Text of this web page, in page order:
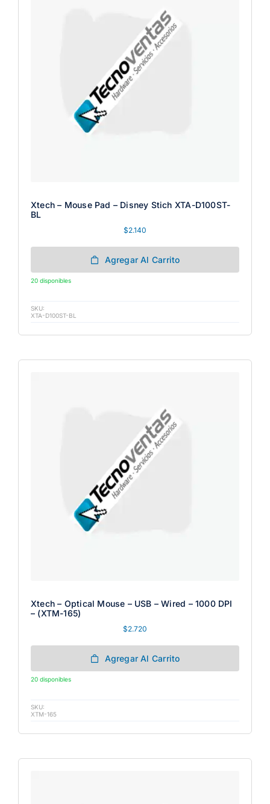
Xtech – Mouse Pad – Disney Stich XTA-D100ST-
BL
$2.140
Agregar Al Carrito
20 disponibles
SKU:
XTA-D100ST-BL
Xtech – Optical Mouse – USB – Wired – 1000 DPI
– (XTM-165)
$2.720
Agregar Al Carrito
20 disponibles
SKU:
XTM-165